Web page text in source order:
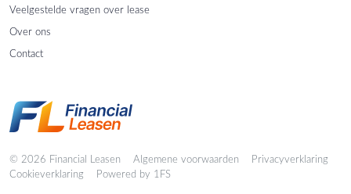
Veelgestelde vragen over lease
Over ons
Contact
Copyright navigation
© 2026 Financial Leasen Algemene voorwaarden
Privacyverklaring
Cookieverklaring
Powered by 1FS